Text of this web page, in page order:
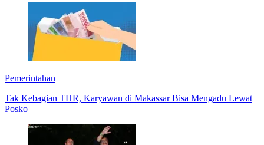
Pemerintahan
Tak Kebagian THR, Karyawan di Makassar Bisa Mengadu Lewat
Posko